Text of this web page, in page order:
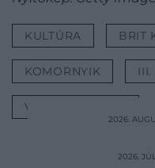
KULTÚRA BRIT
KOMORNYIK III.
VILMOS HERCEG
2026.
2026.